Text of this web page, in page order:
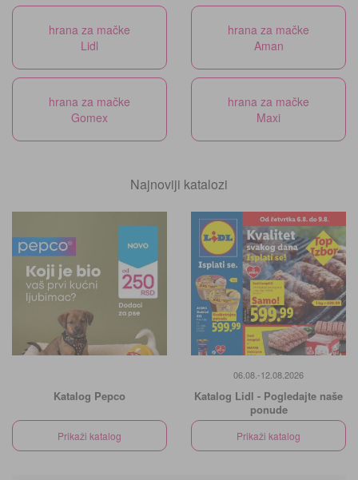
hrana za mačke
Lidl
hrana za mačke
Aman
hrana za mačke
Gomex
hrana za mačke
Maxi
Najnoviji katalozi
Katalog Pepco
Prikaži katalog
06.08.-12.08.2026
Katalog Lidl - Pogledajte naše
ponude
Prikaži katalog